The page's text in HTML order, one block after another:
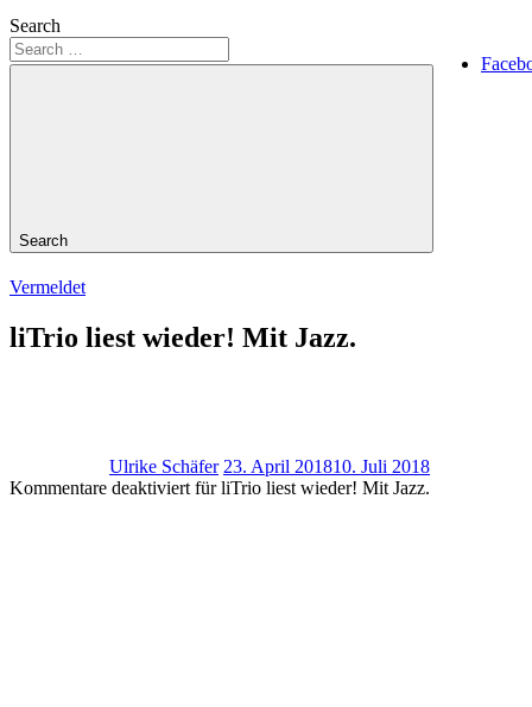
Search
Search
Vermeldet
liTrio liest wieder! Mit Jazz.
Ulrike Schäfer 23. April 201810. Juli 2018
Kommentare deaktiviert für liTrio liest wieder! Mit Jazz.